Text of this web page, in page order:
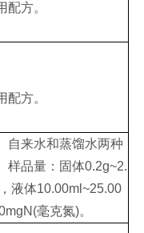
配方。
配方。
自来水和蒸馏水两种
样品量：固体0.2g~2.
液体10.00ml~25.00
毫克氮)。